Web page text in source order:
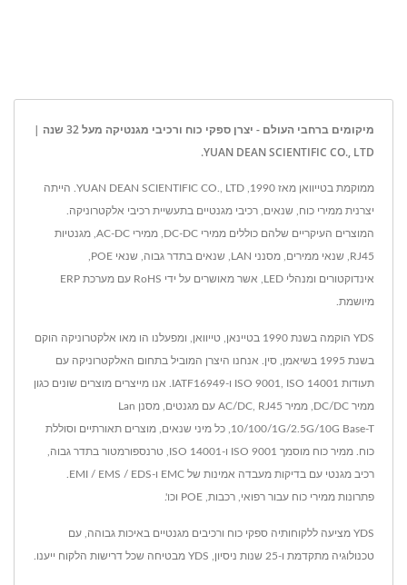
מיקומים ברחבי העולם - יצרן ספקי כוח ורכיבי מגנטיקה מעל 32 שנה |
YUAN DEAN SCIENTIFIC CO., LTD.
ממוקמת בטייוואן מאז 1990, YUAN DEAN SCIENTIFIC CO., LTD. הייתה
יצרנית ממירי כוח, שנאים, רכיבי מגנטיים בתעשיית רכיבי אלקטרוניקה.
המוצרים העיקריים שלהם כוללים ממירי DC-DC, ממירי AC-DC, מגנטיות
אינדוקטורים ומנהלי LED, אשר מאושרים על ידי RoHS עם מערכת ERP
מיושמת.
YDS הוקמה בשנת 1990 בטיינאן, טייוואן, ומפעלנו הו מאו אלקטרוניקה הוקם
בשנת 1995 בשיאמן, סין. אנחנו היצרן המוביל בתחום האלקטרוניקה עם
תעודות ISO 9001, ISO 14001 ו-IATF16949. אנו מייצרים מוצרים שונים כגון
ממיר DC/DC, ממיר AC/DC, RJ45 עם מגנטים, מסנן Lan
10/100/1G/2.5G/10G Base-T, כל מיני שנאים, מוצרים תאורתיים וסוללת
כוח. ממיר כוח מוסמך ISO 9001 ו-ISO 14001, טרנספורמטור בתדר גבוה,
פתרונות ממירי כוח עבור רפואי, רכבות, POE וכו'.
YDS מציעה ללקוחותיה ספקי כוח ורכיבים מגנטיים באיכות גבוהה, עם
טכנולוגיה מתקדמת ו-25 שנות ניסיון, YDS מבטיחה שכל דרישות הלקוח ייענו.